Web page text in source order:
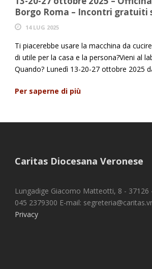
Borgo Roma – Incontri gratuiti
14 LUG 2025
Ti piacerebbe usare la macchina da
di utile per la casa e la persona?Vieni al
Quando? Lunedì 13-20-27 ottobre 2025
Per saperne di più
Caritas Diocesana Veronese
Lungadige Giacomo Matteotti, 8 - 37126
045 2379300 E-mail:
Privacy